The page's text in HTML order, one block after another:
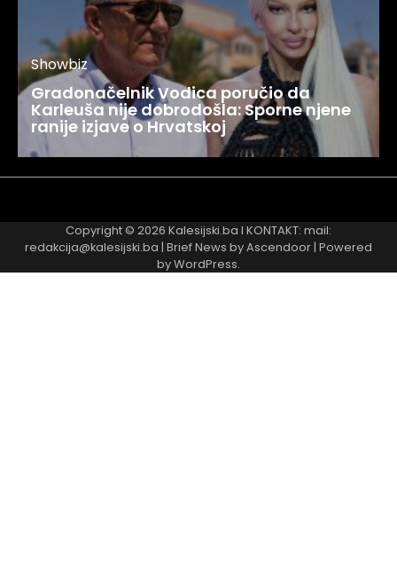
Showbiz
Gradonačelnik Vodica poručio da
Karleuša nije dobrodošla: Sporne njene
ranije izjave o Hrvatskoj
Copyright © 2026 Kalesijski.ba I KONTAKT: mail:
redakcija@kalesijski.ba | Brief News byAscendoor| Powered
byWordPress.